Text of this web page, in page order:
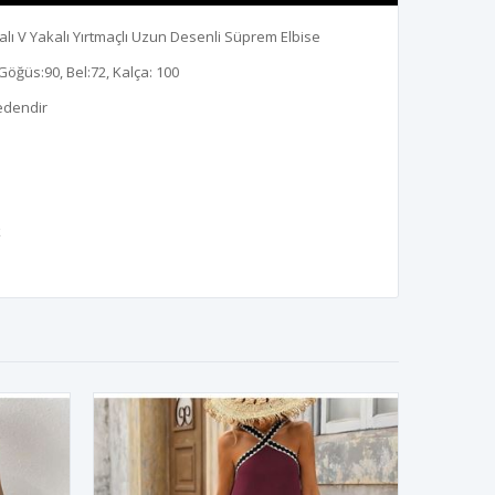
V Yakalı Yırtmaçlı Uzun Desenli Süprem Elbise
Bel:72, Kalça: 100